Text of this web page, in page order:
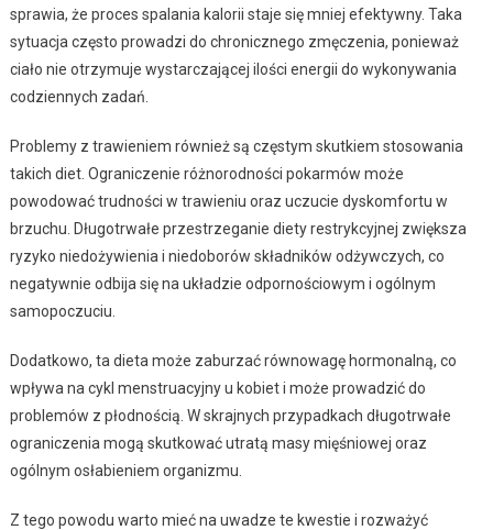
sprawia, że proces spalania kalorii staje się mniej efektywny. Taka
sytuacja często prowadzi do chronicznego zmęczenia, ponieważ
ciało nie otrzymuje wystarczającej ilości energii do wykonywania
codziennych zadań.
Problemy z trawieniem również są częstym skutkiem stosowania
takich diet. Ograniczenie różnorodności pokarmów może
powodować trudności w trawieniu oraz uczucie dyskomfortu w
brzuchu. Długotrwałe przestrzeganie diety restrykcyjnej zwiększa
ryzyko niedożywienia i niedoborów składników odżywczych, co
negatywnie odbija się na układzie odpornościowym i ogólnym
samopoczuciu.
Dodatkowo, ta dieta może zaburzać równowagę hormonalną, co
wpływa na cykl menstruacyjny u kobiet i może prowadzić do
problemów z płodnością. W skrajnych przypadkach długotrwałe
ograniczenia mogą skutkować utratą masy mięśniowej oraz
ogólnym osłabieniem organizmu.
Z tego powodu warto mieć na uwadze te kwestie i rozważyć